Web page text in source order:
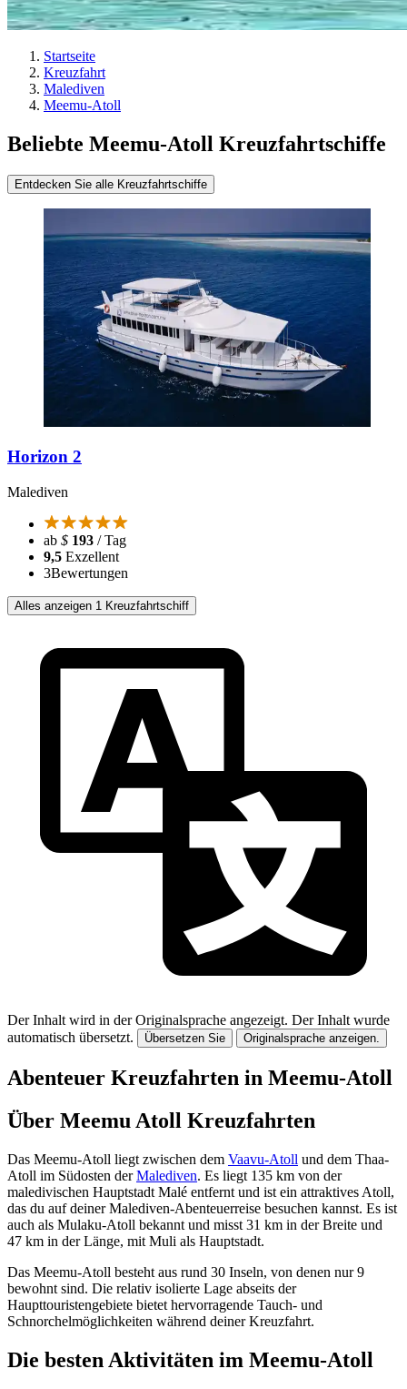
Startseite
Kreuzfahrt
Malediven
Meemu-Atoll
Beliebte Meemu-Atoll Kreuzfahrtschiffe
Entdecken Sie alle Kreuzfahrtschiffe
Horizon 2
Malediven
ab $ 193 / Tag
9,5 Exzellent
3Bewertungen
Alles anzeigen 1 Kreuzfahrtschiff
Der Inhalt wird in der Originalsprache angezeigt. Der Inhalt wurde
automatisch übersetzt.
Übersetzen Sie Originalsprache anzeigen.
Abenteuer Kreuzfahrten in Meemu-Atoll
Über Meemu Atoll Kreuzfahrten
Das Meemu-Atoll liegt zwischen dem Vaavu-Atoll und dem Thaa-
Atoll im Südosten derMalediven. Es liegt 135 km von der
maledivischen Hauptstadt Malé entfernt und ist ein attraktives Atoll,
das du auf deiner Malediven-Abenteuerreise besuchen kannst. Es ist
auch als Mulaku-Atoll bekannt und misst 31 km in der Breite und
47 km in der Länge, mit Muli als Hauptstadt.
Das Meemu-Atoll besteht aus rund 30 Inseln, von denen nur 9
bewohnt sind. Die relativ isolierte Lage abseits der
Haupttouristengebiete bietet hervorragende Tauch- und
Schnorchelmöglichkeiten während deiner Kreuzfahrt.
Die besten Aktivitäten im Meemu-Atoll